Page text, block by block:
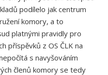
podílelo jak centrum
komory, a to
platnými pravidly pro
příspěvků z OS ČLK na
s navyšováním
členů komory se tedy